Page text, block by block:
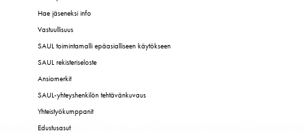
Hae jäseneksi info
Vastuullisuus
SAUL toimintamalli epäasialliseen käytökseen
SAUL rekisteriseloste
Ansiomerkit
SAUL-yhteyshenkilön tehtävänkuvaus
Yhteistyökumppanit
Edustusasut